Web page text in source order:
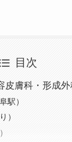
目次
皮膚科・形成外
駅）
）